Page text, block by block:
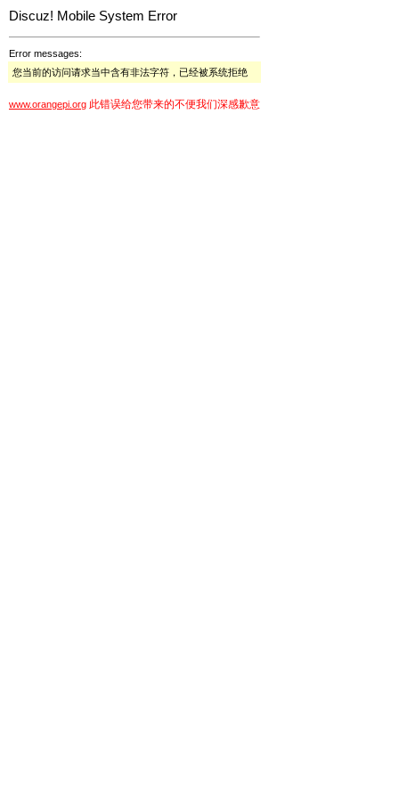
Discuz! Mobile System Error
Error messages:
您当前的访问请求当中含有非法字符，已经被系统拒绝
www.orangepi.org 此错误给您带来的不便我们深感歉意